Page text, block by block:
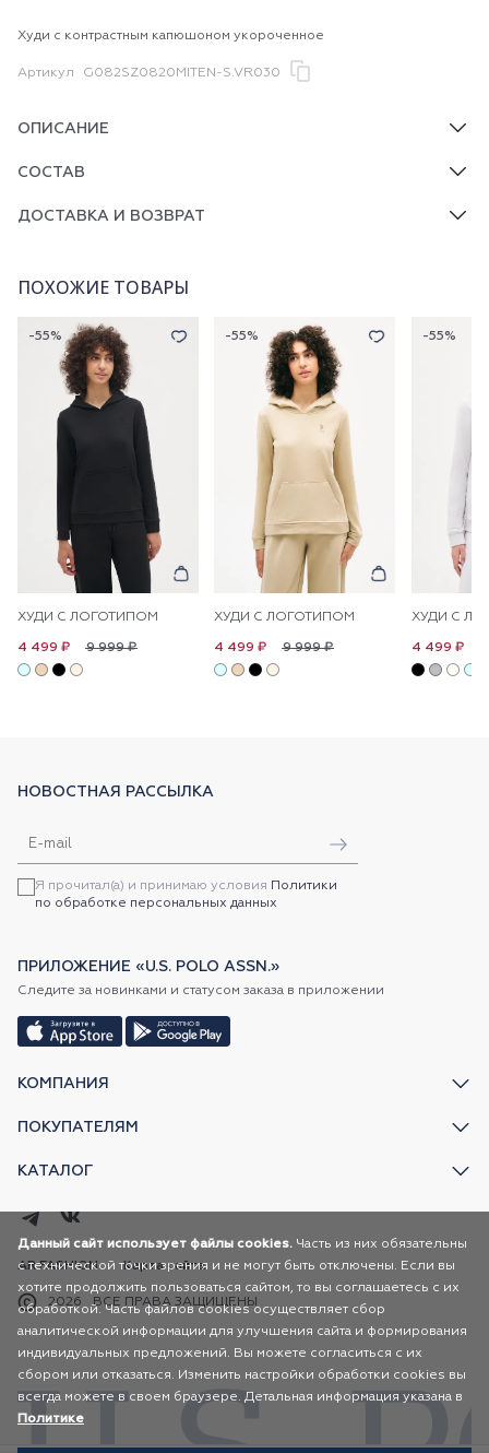
Худи с контрастным капюшоном укороченное
Артикул G082SZ0820MITEN-S.VR030
ОПИСАНИЕ
СОСТАВ
ДОСТАВКА И ВОЗВРАТ
ПОХОЖИЕ ТОВАРЫ
-55%
ХУДИ С ЛОГОТИПОМ
9 999 ₽
4 499 ₽
-55%
ХУДИ С ЛОГОТИПОМ
9 999 ₽
4 499 ₽
-55%
ХУДИ С
4 499 ₽
КОМПАНИЯ
ПОКУПАТЕЛЯМ
КАТАЛОГ
НОВОСТНАЯ РАССЫЛКА
Я прочитал(а) и принимаю условия Политики
по обработке персональных данных
ПРИЛОЖЕНИЕ «U.S. POLO ASSN.»
Следите за новинками и статусом заказа в приложении
2026 ВСЕ ПРАВА ЗАЩИЩЕНЫ
AR FASHION Карта сайта
Данный сайт использует файлы cookies. Часть из них обязательны
с технической точки зрения и не могут быть отключены. Если вы
хотите продолжить пользоваться сайтом, то вы соглашаетесь с их
обработкой. Часть файлов cookies осуществляет сбор
аналитической информации для улучшения сайта и формирования
индивидуальных предложений. Вы можете согласиться с их
сбором или отказаться. Изменить настройки обработки cookies вы
всегда можете в своем браузере. Детальная информация указана в
Политике